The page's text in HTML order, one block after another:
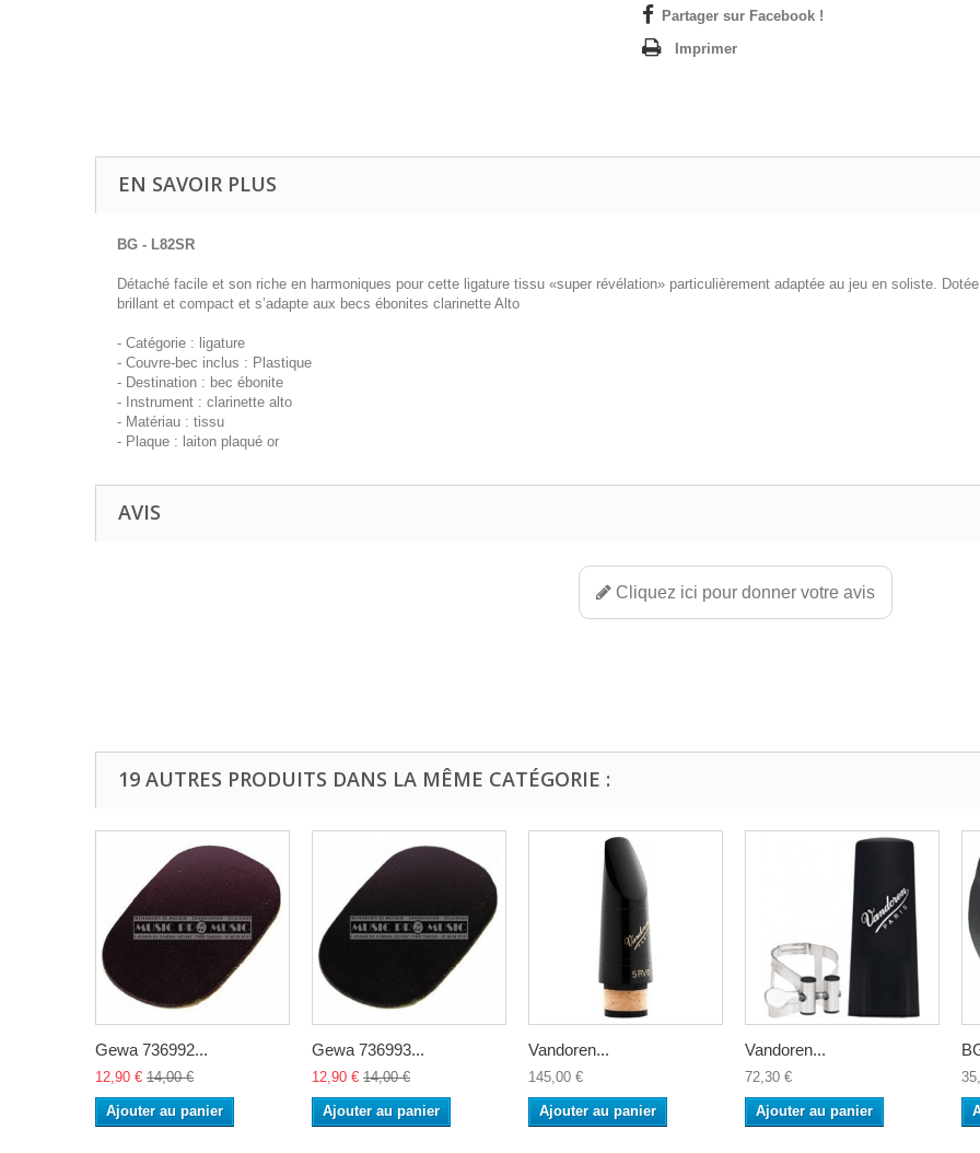
Partager sur Facebook !
Imprimer
EN SAVOIR PLUS
BG - L82SR
Détaché facile et son riche en harmoniques pour cette ligature tissu «super révélation» particulièrement adaptée au jeu en soliste.
brillant et compact et s’adapte aux becs ébonites clarinette Alto
- Catégorie : ligature
- Couvre-bec inclus : Plastique
- Destination : bec ébonite
- Instrument : clarinette alto
- Matériau : tissu
- Plaque : laiton plaqué or
AVIS
Cliquez ici pour donner votre avis
19 AUTRES PRODUITS DANS LA MÊME CATÉGORIE :
Gewa 736992...
12,90 € 14,00 €
Ajouter au panier
Gewa 736993...
12,90 € 14,00 €
Ajouter au panier
Vandoren...
145,00 €
Ajouter au panier
Vandoren...
72,30 €
Ajouter au panier